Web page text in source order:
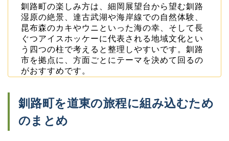
釧路町の楽しみ方は、細岡展望台から望む釧路
湿原の絶景、達古武湖や海岸線での自然体験、
昆布森のカキやウニといった海の幸、そして長
ぐつアイスホッケーに代表される地域文化とい
う四つの柱で考えると整理しやすいです。釧路
市を拠点に、方面ごとにテーマを決めて回るの
がおすすめです。
釧路町を道東の旅程に組み込むため
のまとめ